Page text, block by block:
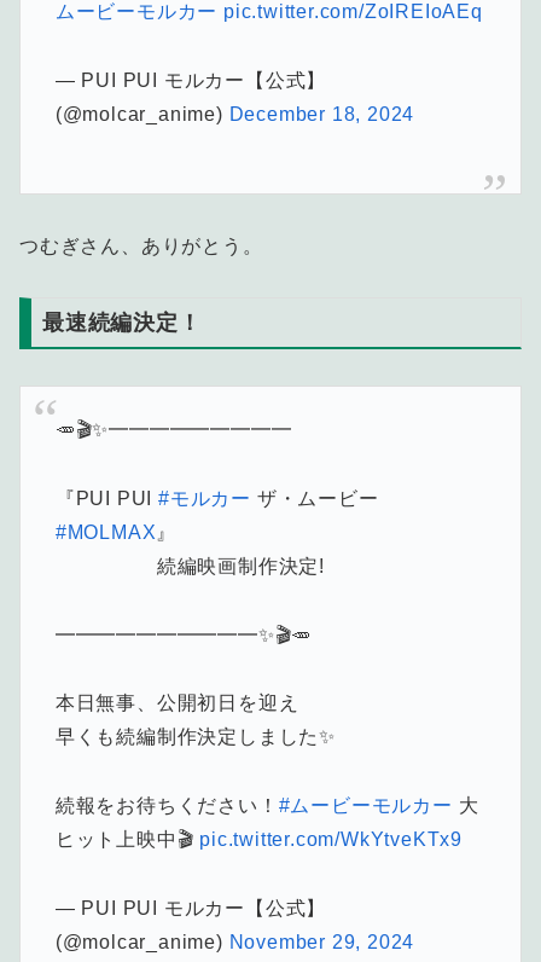
ムービーモルカー pic.twitter.com/ZoIREIoAEq
— PUI PUI モルカー【公式】
(@molcar_anime) December 18, 2024
つむぎさん、ありがとう。
最速続編決定！
🥕🎬✨━━━━━━━━━
『PUI PUI #モルカー ザ・ムービー
#MOLMAX 』
続編映画制作決定!
━━━━━━━━━━✨🎬🥕
本日無事、公開初日を迎え
早くも続編制作決定しました✨
続報をお待ちください！ #ムービーモルカー 大
ヒット上映中🎬 pic.twitter.com/WkYtveKTx9
— PUI PUI モルカー【公式】
(@molcar_anime) November 29, 2024